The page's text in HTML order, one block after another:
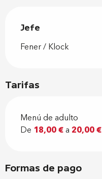
Jefe
Jefe
Fener / Klock
Tarifas
Menú de adulto
De 18,00 €a 20,00 €
Formas de pago